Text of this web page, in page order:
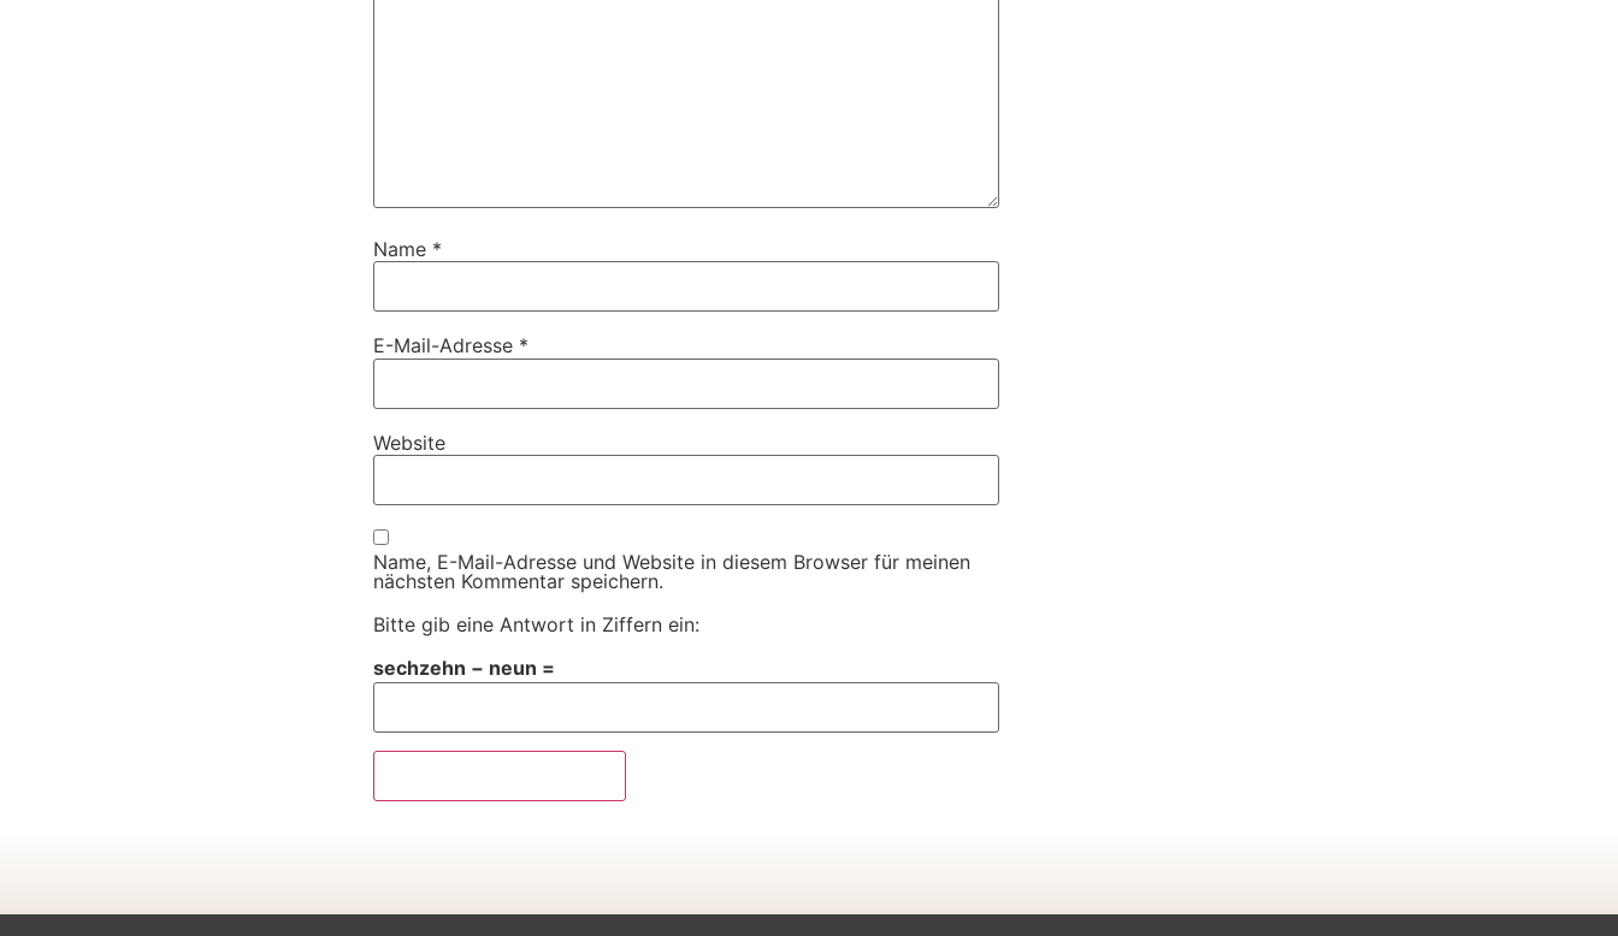
Name *
E-Mail-Adresse *
Website
Name, E-Mail-Adresse und Website in diesem Browser für meinen
nächsten Kommentar speichern.
Bitte gib eine Antwort in Ziffern ein:
sechzehn − neun =